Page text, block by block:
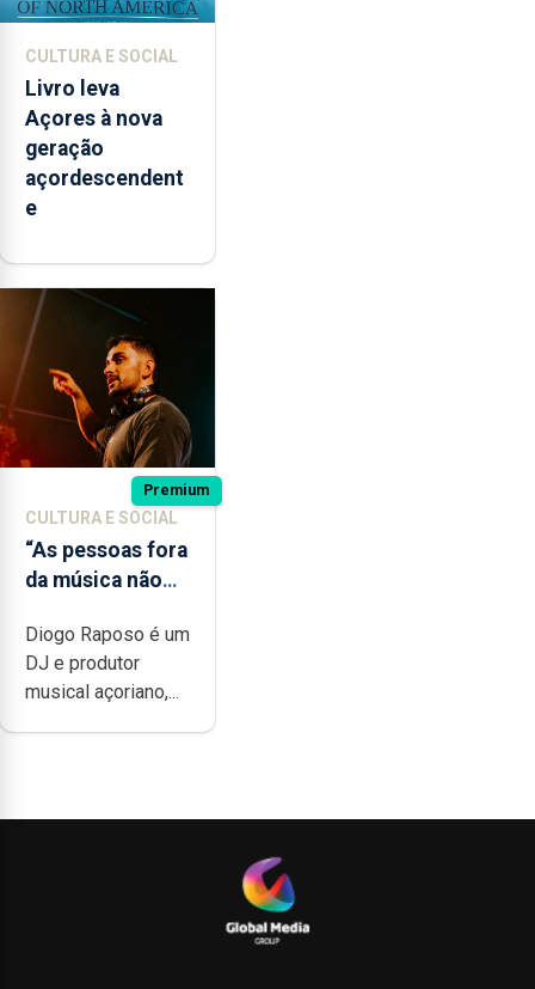
CULTURA E SOCIAL
Livro leva
Açores à nova
geração
açordescendent
e
Premium
CULTURA E SOCIAL
“As pessoas fora
da música não
quão difícil é
produzir uma
música”
Diogo Raposo é um
DJ e produtor
musical açoriano,...